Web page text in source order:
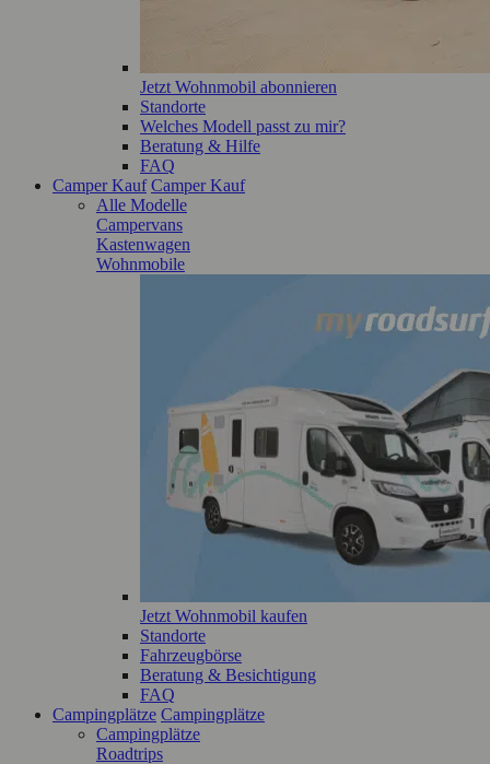
Jetzt Wohnmobil abonnieren
Standorte
Welches Modell passt zu mir?
Beratung & Hilfe
FAQ
Camper Kauf Camper Kauf
Alle Modelle
Campervans
Kastenwagen
Wohnmobile
Jetzt Wohnmobil kaufen
Standorte
Fahrzeugbörse
Beratung & Besichtigung
FAQ
Campingplätze Campingplätze
Campingplätze
Roadtrips